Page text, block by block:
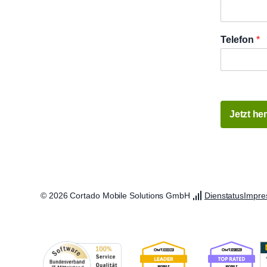
m
e
Telefon *
Jetzt
© 2026 Cortado Mobile Solutions GmbH Dienstatus